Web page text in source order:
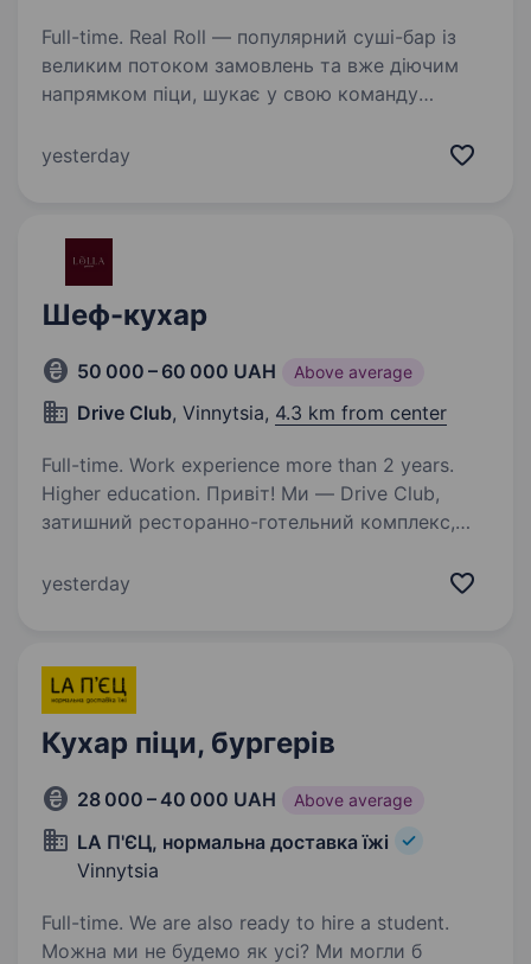
Full-time. Real Roll — популярний суші-бар із
великим потоком замовлень та вже діючим
напрямком піци, шукає у свою команду
на кухні, любиш готувати або хочеш навчитись
yesterday
Шеф-кухар
50 000 – 60 000 UAH Above average
Drive Club, Vinnytsia, 4.3 km from center
Full-time. Work experience more than 2 years.
Higher education. Привіт! Ми — Drive Club,
затишний ресторанно-готельний комплекс,
натхненням. Якщо ти мрієш працювати там, де
yesterday
Кухар піци, бургерів
28 000 – 40 000 UAH Above average
LA П'ЄЦ, нормальна доставка їжі
Vinnytsia
Full-time. We are also ready to hire a student.
Можна ми не будемо як усі? Ми могли б